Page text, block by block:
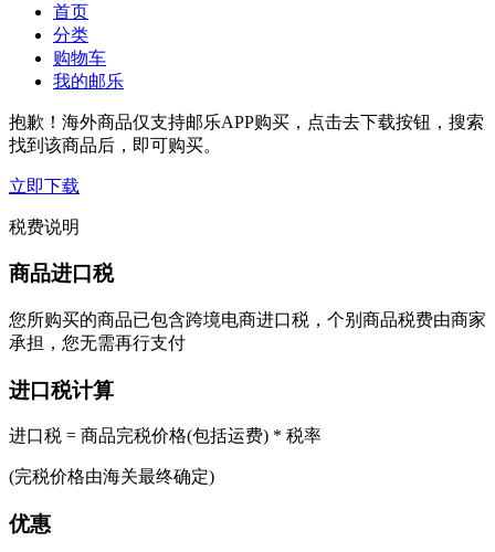
首页
分类
购物车
我的邮乐
抱歉！海外商品仅支持邮乐APP购买，点击去下载按钮，搜索
找到该商品后，即可购买。
立即下载
税费说明
商品进口税
您所购买的商品已包含跨境电商进口税，个别商品税费由商家
承担，您无需再行支付
进口税计算
进口税 = 商品完税价格(包括运费) * 税率
(完税价格由海关最终确定)
优惠